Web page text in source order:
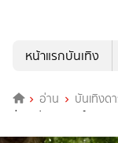
หน้าแรกบันเทิง
อ่าน บันเทิงด
ร่วมเฟรม “แบงค์ พชร”